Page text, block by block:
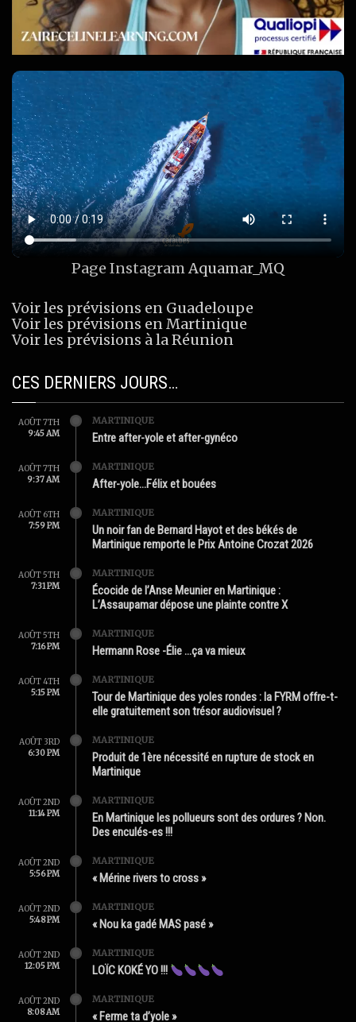
Page InstagramAquamar_MQ
Voir les prévisions en Guadeloupe
Voir les prévisions en Martinique
Voir les prévisions à la Réunion
CES DERNIERS JOURS…
AOÛT 7TH
9:45 AM
MARTINIQUE
Entre after-yole et after-gynéco
AOÛT 7TH
9:37 AM
MARTINIQUE
After-yole…Félix et bouées
AOÛT 6TH
7:59 PM
MARTINIQUE
Un noir fan de Bernard Hayot et des békés de
Martinique remporte le Prix Antoine Crozat 2026
AOÛT 5TH
7:31 PM
MARTINIQUE
Écocide de l’Anse Meunier en Martinique :
L’Assaupamar dépose une plainte contre X
AOÛT 5TH
7:16 PM
MARTINIQUE
Hermann Rose -Élie …ça va mieux
AOÛT 4TH
5:15 PM
MARTINIQUE
Tour de Martinique des yoles rondes : la FYRM offre-t-
elle gratuitement son trésor audiovisuel ?
AOÛT 3RD
6:30 PM
MARTINIQUE
Produit de 1ère nécessité en rupture de stock en
Martinique
AOÛT 2ND
11:14 PM
MARTINIQUE
En Martinique les pollueurs sont des ordures ? Non.
Des enculés-es !!!
AOÛT 2ND
5:56 PM
MARTINIQUE
« Mérine rivers to cross »
AOÛT 2ND
5:48 PM
MARTINIQUE
« Nou ka gadé MAS pasé »
AOÛT 2ND
12:05 PM
MARTINIQUE
LOÏC KOKÉ YO !!!
AOÛT 2ND
8:08 AM
MARTINIQUE
« Ferme ta d’yole »